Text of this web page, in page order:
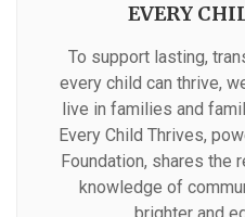
EVERY
To support lasting,
every child can thrive,
live in families and
Every Child Thrives,
Foundation, shares the
knowledge of
brighter and